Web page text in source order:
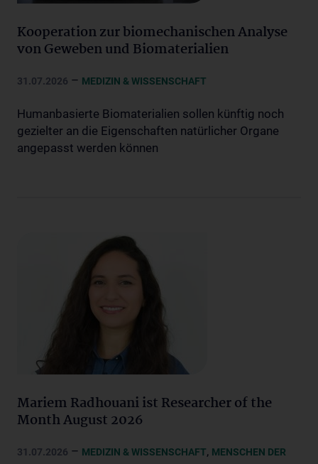
Kooperation zur biomechanischen Analyse
von Geweben und Biomaterialien
31.07.2026 – MEDIZIN & WISSENSCHAFT
Humanbasierte Biomaterialien sollen künftig noch
gezielter an die Eigenschaften natürlicher Organe
angepasst werden können
Mariem Radhouani ist Researcher of the
Month August 2026
31.07.2026 – MEDIZIN & WISSENSCHAFT, MENSCHEN DER